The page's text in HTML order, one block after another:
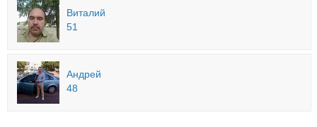
Виталий
51
Андрей
48